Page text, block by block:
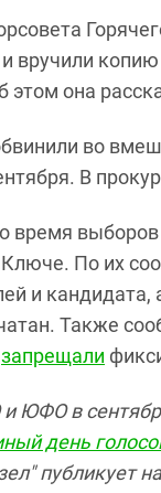
вручили
она
во
В
время
По их
и кандидата,
Также
запрещали
ЮФО в
день
публикует